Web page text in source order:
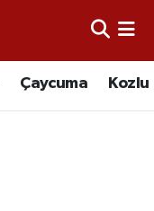
Çaycuma Kozlu